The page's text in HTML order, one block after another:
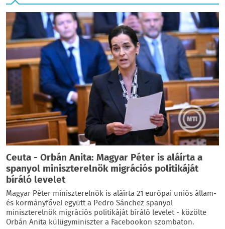
Ceuta - Orbán Anita: Magyar Péter is aláírta a
spanyol miniszterelnök migrációs politikáját
bíráló levelet
Magyar Péter miniszterelnök is aláírta 21 európai uniós állam-
és kormányfővel együtt a Pedro Sánchez spanyol
miniszterelnök migrációs politikáját bíráló levelet - közölte
Orbán Anita külügyminiszter a Facebookon szombaton.